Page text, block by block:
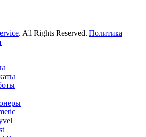
. All Rights Reserved. Политика